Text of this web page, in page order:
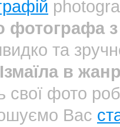
фотографа з
та
в
свої фото
Вас